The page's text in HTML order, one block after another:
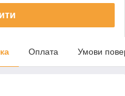
Оплата Умови